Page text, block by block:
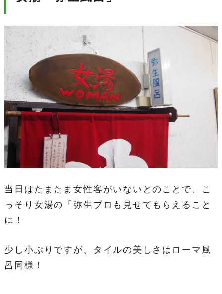
当日はたまたま女性客がいないとのことで、こ
っそり女湯の「弥生ブロも見せてもらえること
に！
少し小ぶりですが、タイルの美しさはローマ風
呂同様！